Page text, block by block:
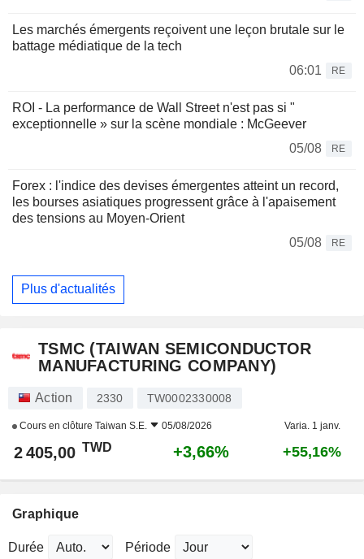
Les marchés émergents reçoivent une leçon brutale sur le
battage médiatique de la tech
06:01
RE
ROI - La performance de Wall Street n'est pas si "
exceptionnelle » sur la scène mondiale : McGeever
05/08
RE
Forex : l'indice des devises émergentes atteint un record,
les bourses asiatiques progressent grâce à l'apaisement
des tensions au Moyen-Orient
05/08
RE
Plus d'actualités
TSMC (TAIWAN SEMICONDUCTOR
MANUFACTURING COMPANY)
Action 2330 TW0002330008
Cours en clôture Taiwan S.E. 05/08/2026 Varia. 1 janv.
2 405,00 TWD +3,66% +55,16%
Graphique
Durée Période